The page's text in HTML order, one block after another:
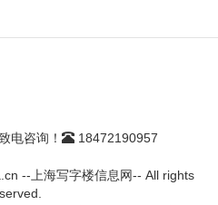
电咨询！ 18472190957
--上海写字楼信息网-- All rights